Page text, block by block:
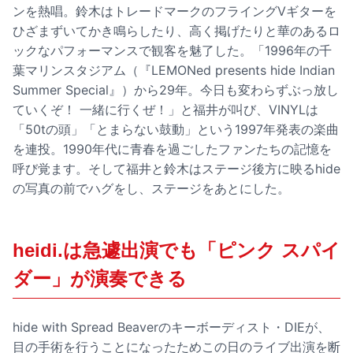
ンを熱唱。鈴木はトレードマークのフライングVギターを
ひざまずいてかき鳴らしたり、高く掲げたりと華のあるロ
ックなパフォーマンスで観客を魅了した。「1996年の千
葉マリンスタジアム（『LEMONed presents hide Indian
Summer Special』）から29年。今日も変わらずぶっ放し
ていくぞ！ 一緒に行くぜ！」と福井が叫び、VINYLは
「50tの頭」「とまらない鼓動」という1997年発表の楽曲
を連投。1990年代に青春を過ごしたファンたちの記憶を
呼び覚ます。そして福井と鈴木はステージ後方に映るhide
の写真の前でハグをし、ステージをあとにした。
heidi.は急遽出演でも「ピンク スパイ
ダー」が演奏できる
hide with Spread Beaverのキーボーディスト・DIEが、
目の手術を行うことになったためこの日のライブ出演を断